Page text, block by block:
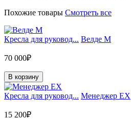
Похожие товары Смотреть все
Кресла для руковод... Велде М
70 000₽
В корзину
Кресла для руковод... Менеджер EX
15 200₽